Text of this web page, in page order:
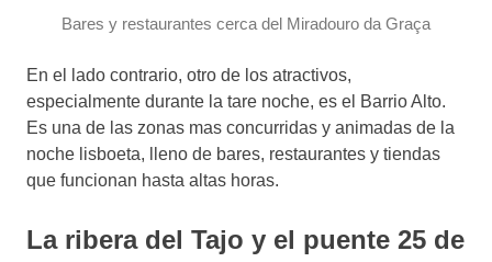
Bares y restaurantes cerca del Miradouro da Graça
En el lado contrario, otro de los atractivos,
especialmente durante la tare noche, es el Barrio Alto.
Es una de las zonas mas concurridas y animadas de la
noche lisboeta, lleno de bares, restaurantes y tiendas
que funcionan hasta altas horas.
La ribera del Tajo y el puente 25 de